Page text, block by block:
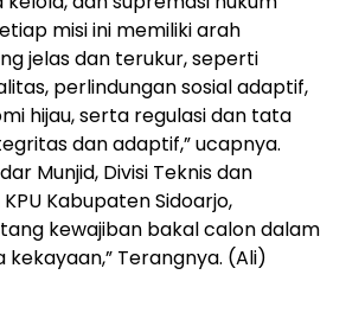
misi ini memiliki arah
jelas dan terukur, seperti
perlindungan sosial adaptif,
hijau, serta regulasi dan tata
dan adaptif,” ucapnya.
Munjid, Divisi Teknis dan
Kabupaten Sidoarjo,
kewajiban bakal calon dalam
Terangnya. (Ali)